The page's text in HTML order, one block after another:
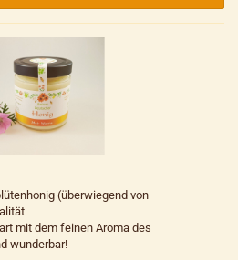
(überwiegend von
mit dem feinen Aroma des
wunderbar!